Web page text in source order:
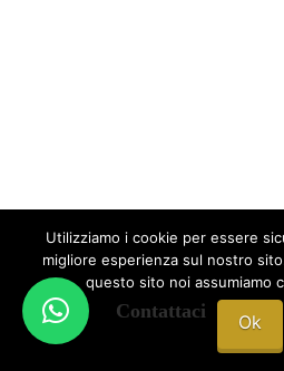
Contattaci
Utilizziamo i cookie per essere
migliore esperienza sul nostro
questo sito noi assumiamo
Ok